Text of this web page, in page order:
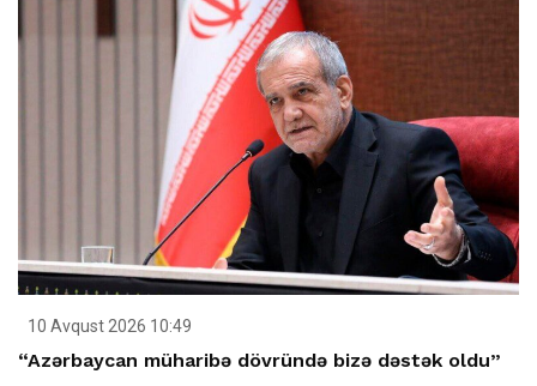
10 Avqust 2026 10:49
“Azərbaycan müharibə dövründə bizə dəstək oldu”